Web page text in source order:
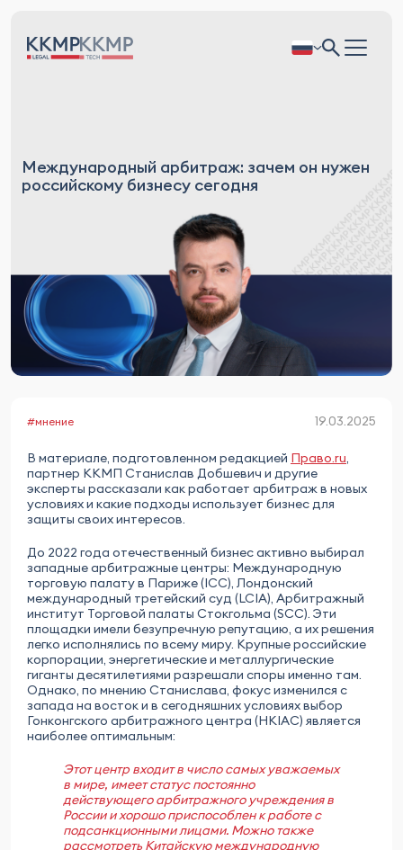
Международный арбитраж: зачем он нужен
российскому бизнесу сегодня
#мнение 19.03.2025
В материале, подготовленном редакцией Право.ru,
партнер ККМП Станислав Добшевич и другие
эксперты рассказали как работает арбитраж в новых
условиях и какие подходы использует бизнес для
защиты своих интересов.
До 2022 года отечественный бизнес активно выбирал
западные арбитражные центры: Международную
торговую палату в Париже (ICC), Лондонский
международный третейский суд (LCIA), Арбитражный
институт Торговой палаты Стокгольма (SCC). Эти
площадки имели безупречную репутацию, а их решения
легко исполнялись по всему миру. Крупные российские
корпорации, энергетические и металлургические
гиганты десятилетиями разрешали споры именно там.
Однако, по мнению Станислава, фокус изменился с
запада на восток и в сегодняшних условиях выбор
Гонконгского арбитражного центра (HKIAC) является
наиболее оптимальным:
Этот центр входит в число самых уважаемых
в мире, имеет статус постоянно
действующего арбитражного учреждения в
России и хорошо приспособлен к работе с
подсанкционными лицами. Можно также
рассмотреть Китайскую международную